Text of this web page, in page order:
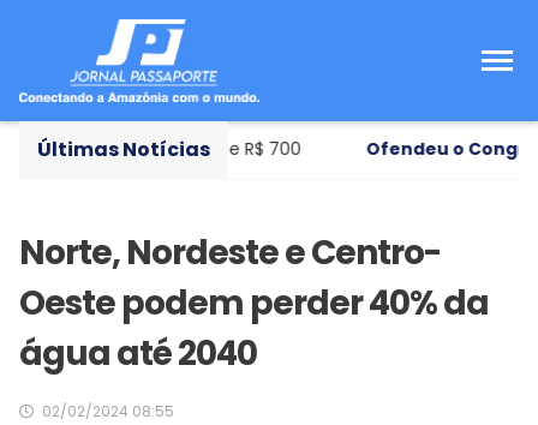
Últimas Notícias
com bolsa de R$ 700 Ofendeu o Congresso-
Norte, Nordeste e Centro-
Oeste podem perder 40% da
água até 2040
02/02/2024 08:55